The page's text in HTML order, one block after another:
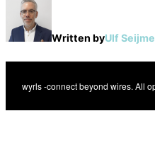
Written byUlf